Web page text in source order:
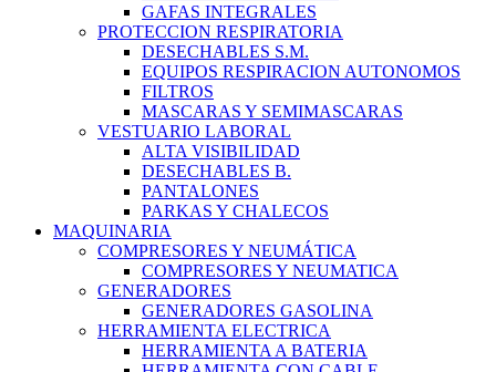
GAFAS INTEGRALES
PROTECCION RESPIRATORIA
DESECHABLES S.M.
EQUIPOS RESPIRACION AUTONOMOS
FILTROS
MASCARAS Y SEMIMASCARAS
VESTUARIO LABORAL
ALTA VISIBILIDAD
DESECHABLES B.
PANTALONES
PARKAS Y CHALECOS
MAQUINARIA
COMPRESORES Y NEUMÁTICA
COMPRESORES Y NEUMATICA
GENERADORES
GENERADORES GASOLINA
HERRAMIENTA ELECTRICA
HERRAMIENTA A BATERIA